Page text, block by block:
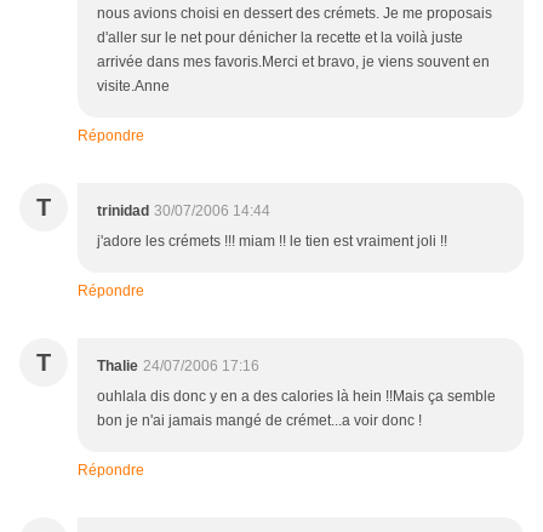
nous avions choisi en dessert des crémets. Je me proposais
d'aller sur le net pour dénicher la recette et la voilà juste
arrivée dans mes favoris.Merci et bravo, je viens souvent en
visite.Anne
Répondre
T trinidad 30/07/2006 14:44
j'adore les crémets !!! miam !! le tien est vraiment joli !!
Répondre
T Thalie 24/07/2006 17:16
ouhlala dis donc y en a des calories là hein !!Mais ça semble
bon je n'ai jamais mangé de crémet...a voir donc !
Répondre